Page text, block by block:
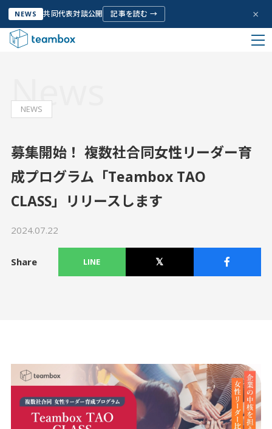
NEWS 共同代表対談公開 記事を読む → ×
私たちについて
Company Info
サービス
Service
お客様の声
Initiative
News
HOME お知らせ
News
NEWS
募集開始！ 複数社合同女性リーダー育
成プログラム「Teambox TAO
CLASS」リリースします
2024.07.22
Share LINE